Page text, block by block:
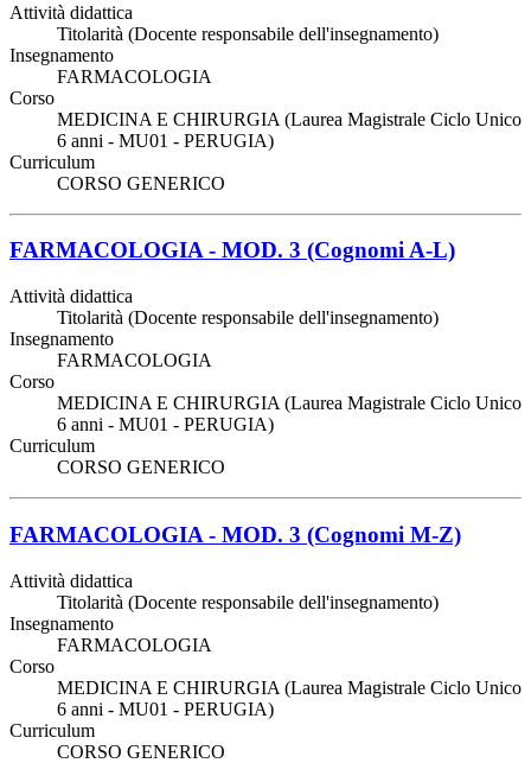
Attività didattica
Titolarità (Docente responsabile dell'insegnamento)
Insegnamento
FARMACOLOGIA
Corso
MEDICINA E CHIRURGIA (Laurea Magistrale Ciclo Unico
6 anni - MU01 - PERUGIA)
Curriculum
CORSO GENERICO
FARMACOLOGIA - MOD. 3 (Cognomi A-L)
Attività didattica
Titolarità (Docente responsabile dell'insegnamento)
Insegnamento
FARMACOLOGIA
Corso
MEDICINA E CHIRURGIA (Laurea Magistrale Ciclo Unico
6 anni - MU01 - PERUGIA)
Curriculum
CORSO GENERICO
FARMACOLOGIA - MOD. 3 (Cognomi M-Z)
Attività didattica
Titolarità (Docente responsabile dell'insegnamento)
Insegnamento
FARMACOLOGIA
Corso
MEDICINA E CHIRURGIA (Laurea Magistrale Ciclo Unico
6 anni - MU01 - PERUGIA)
Curriculum
CORSO GENERICO